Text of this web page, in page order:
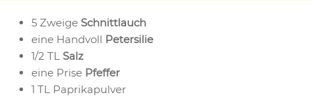
5 Zweige Schnittlauch
eine Handvoll Petersilie
1/2 TL Salz
eine Prise Pfeffer
1 TL Paprikapulver